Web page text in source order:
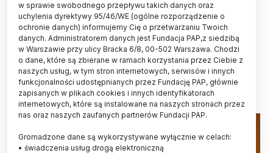
Energetyczne elektrony ze Słońca
pochodzą z dwóch rodzajów
wybuchów
02.09.2025
aktualizacja: 02.09.2025
4 minuty czytania
w sprawie swobodnego przepływu takich danych oraz
uchylenia dyrektywy 95/46/WE (ogólne rozporządzenie o
ochronie danych) informujemy Cię o przetwarzaniu Twoich
danych. Administratorem danych jest Fundacja PAP,z siedzibą
w Warszawie przy ulicy Bracka 6/8, 00-502 Warszawa. Chodzi
o dane, które są zbierane w ramach korzystania przez Ciebie z
naszych usług, w tym stron internetowych, serwisów i innych
funkcjonalności udostępnianych przez Fundację PAP, głównie
zapisanych w plikach cookies i innych identyfikatorach
internetowych, które są instalowane na naszych stronach przez
nas oraz naszych zaufanych partnerów Fundacji PAP.
Gromadzone dane są wykorzystywane wyłącznie w celach:
• świadczenia usług drogą elektroniczną